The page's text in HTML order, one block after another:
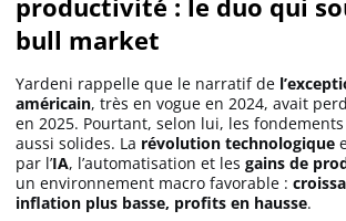
bull market
Yardeni rappelle que le narratif de
américain, très en vogue en 2024, avait
en 2025. Pourtant, selon lui, les fondements
aussi solides. La révolution technologique
par l’IA, l’automatisation et les gains de
un environnement macro favorable :
inflation plus basse, profits en hausse.